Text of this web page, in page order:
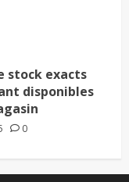
stock exacts
disponibles
0